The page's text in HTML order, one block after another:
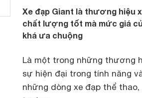
Xe đạp Giant là thương hiệu
chất lượng tốt mà mức giá
khá ưa chuộng
Là một trong những thương
sự hiện đại trong tính năng
những dòng xe đạp thể